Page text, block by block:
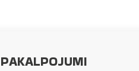
PAKALPOJUMI